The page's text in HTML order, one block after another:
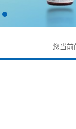
您当前